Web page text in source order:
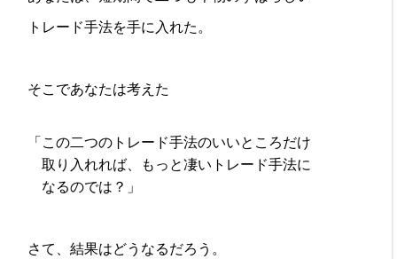
トレード手法を手に入れた。
そこであなたは考えた
「この二つのトレード手法のいいところだけ
取り入れれば、もっと凄いトレード手法に
なるのでは？」
さて、結果はどうなるだろう。